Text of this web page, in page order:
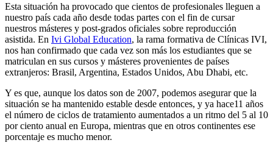
Esta situación ha provocado que cientos de profesionales lleguen a
nuestro país cada año desde todas partes con el fin de cursar
nuestros másteres y post-grados oficiales sobre reproducción
asistida. En Ivi Global Education, la rama formativa de Clínicas IVI,
nos han confirmado que cada vez son más los estudiantes que se
matriculan en sus cursos y másteres provenientes de países
extranjeros: Brasil, Argentina, Estados Unidos, Abu Dhabi, etc.
Y es que, aunque los datos son de 2007, podemos asegurar que la
situación se ha mantenido estable desde entonces, y ya hace11 años
el número de ciclos de tratamiento aumentados a un ritmo del 5 al 10
por ciento anual en Europa, mientras que en otros continentes ese
porcentaje es mucho menor.